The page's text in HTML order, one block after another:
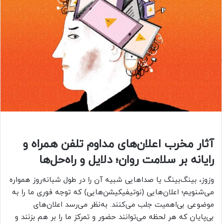
آثار مخرب اعلان‌های مداوم تلفن همراه و
رایانه بر سلامت روان؛ دلایل و راه‌حل‌ها
وزوز، بینگ‌بینگ یا صداهایی شبیه آن را در طول شبانه‌روز همواره
می‌شنویم؛ اعلان‌هایی‌ (نوتیفیکیشن‌هایی‌) که توجه فوری ما را به
موضوعی بی‌اهمیت جلب می‌کنند. به‌نظر می‌رسد اعلان‌های
بی‌پایان که هر لحظه می‌توانند حضور و تمرکز ما را بر هم بزنند و